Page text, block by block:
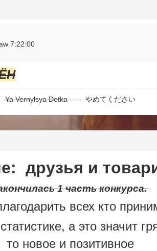
7:22:00
Ya Vernylsya Detka- - - やめてください
друзья и
1 часть конкурса.
всех кто
а это значит
то новое и позитивное